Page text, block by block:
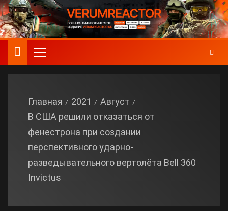
Главная 2021
Август
В США решили отказаться от
фенестрона при создании
перспективного ударно-
разведывательного вертолёта Bell 360
Invictus